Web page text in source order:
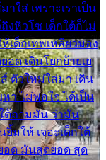
าใส่ เพราะเราเป็น
งหิวโซ เด็กใต้ก็ไม่
ด็กเทพเหลียวมอง
อด เดินโยกย้ายเย
ตัวใหม่ใส่มา เดิน
า ไม่พอใจ ได้เป็น
ต้ถามมัน ว่ามัน
มให้ เจอะเด็กใต้
อด มันสุดยอด สุด